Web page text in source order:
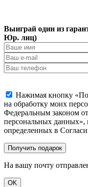
Выиграй один из
Юр. лиц)
Нажимая кнопку
на обработку моих
Федеральным законом
персональных данных»,
определенных в
На вашу почту
OK